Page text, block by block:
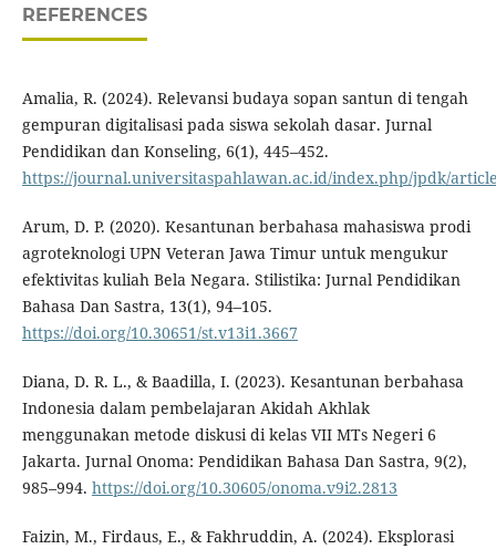
REFERENCES
Amalia, R. (2024). Relevansi budaya sopan santun di tengah
gempuran digitalisasi pada siswa sekolah dasar. Jurnal
Pendidikan dan Konseling, 6(1), 445–452.
https://journal.universitaspahlawan.ac.id/index.php/jpdk/
Arum, D. P. (2020). Kesantunan berbahasa mahasiswa prodi
agroteknologi UPN Veteran Jawa Timur untuk mengukur
efektivitas kuliah Bela Negara. Stilistika: Jurnal Pendidikan
Bahasa Dan Sastra, 13(1), 94–105.
https://doi.org/10.30651/st.v13i1.3667
Diana, D. R. L., & Baadilla, I. (2023). Kesantunan berbahasa
Indonesia dalam pembelajaran Akidah Akhlak
menggunakan metode diskusi di kelas VII MTs Negeri 6
Jakarta. Jurnal Onoma: Pendidikan Bahasa Dan Sastra, 9(2),
985–994. https://doi.org/10.30605/onoma.v9i2.2813
Faizin, M., Firdaus, E., & Fakhruddin, A. (2024). Eksplorasi